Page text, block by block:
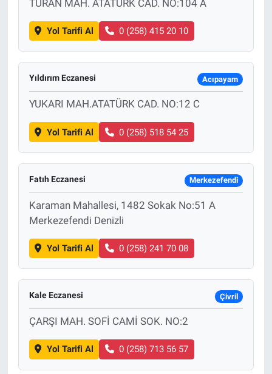
TURAN MAH. ATATÜRK CAD. NO:104 A
Yol Tarifi Al 0 (258) 415 20 10
Yıldırım Eczanesi Acıpayam
YUKARI MAH.ATATÜRK CAD. NO:12 C
Yol Tarifi Al 0 (258) 518 54 25
Fatıh Eczanesi Merkezefendi
Karaman Mahallesi, 1482 Sokak No:51 A
Merkezefendi Denizli
Yol Tarifi Al 0 (258) 241 70 08
Kale Eczanesi Çivril
ÇARŞI MAH. SOFİ CAMİ SOK. NO:2
Yol Tarifi Al 0 (258) 713 56 57